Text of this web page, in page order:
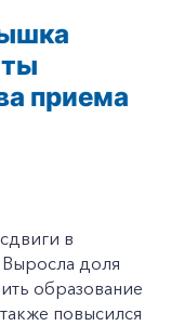
приема
в
доля
образование
повысился